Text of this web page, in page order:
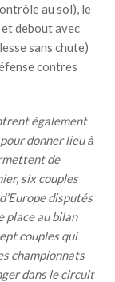
au sol), le
debout avec
sans chute)
contres
également
pour donner lieu à
de
six couples
disputés
place au bilan
couples qui
championnats
dans le circuit